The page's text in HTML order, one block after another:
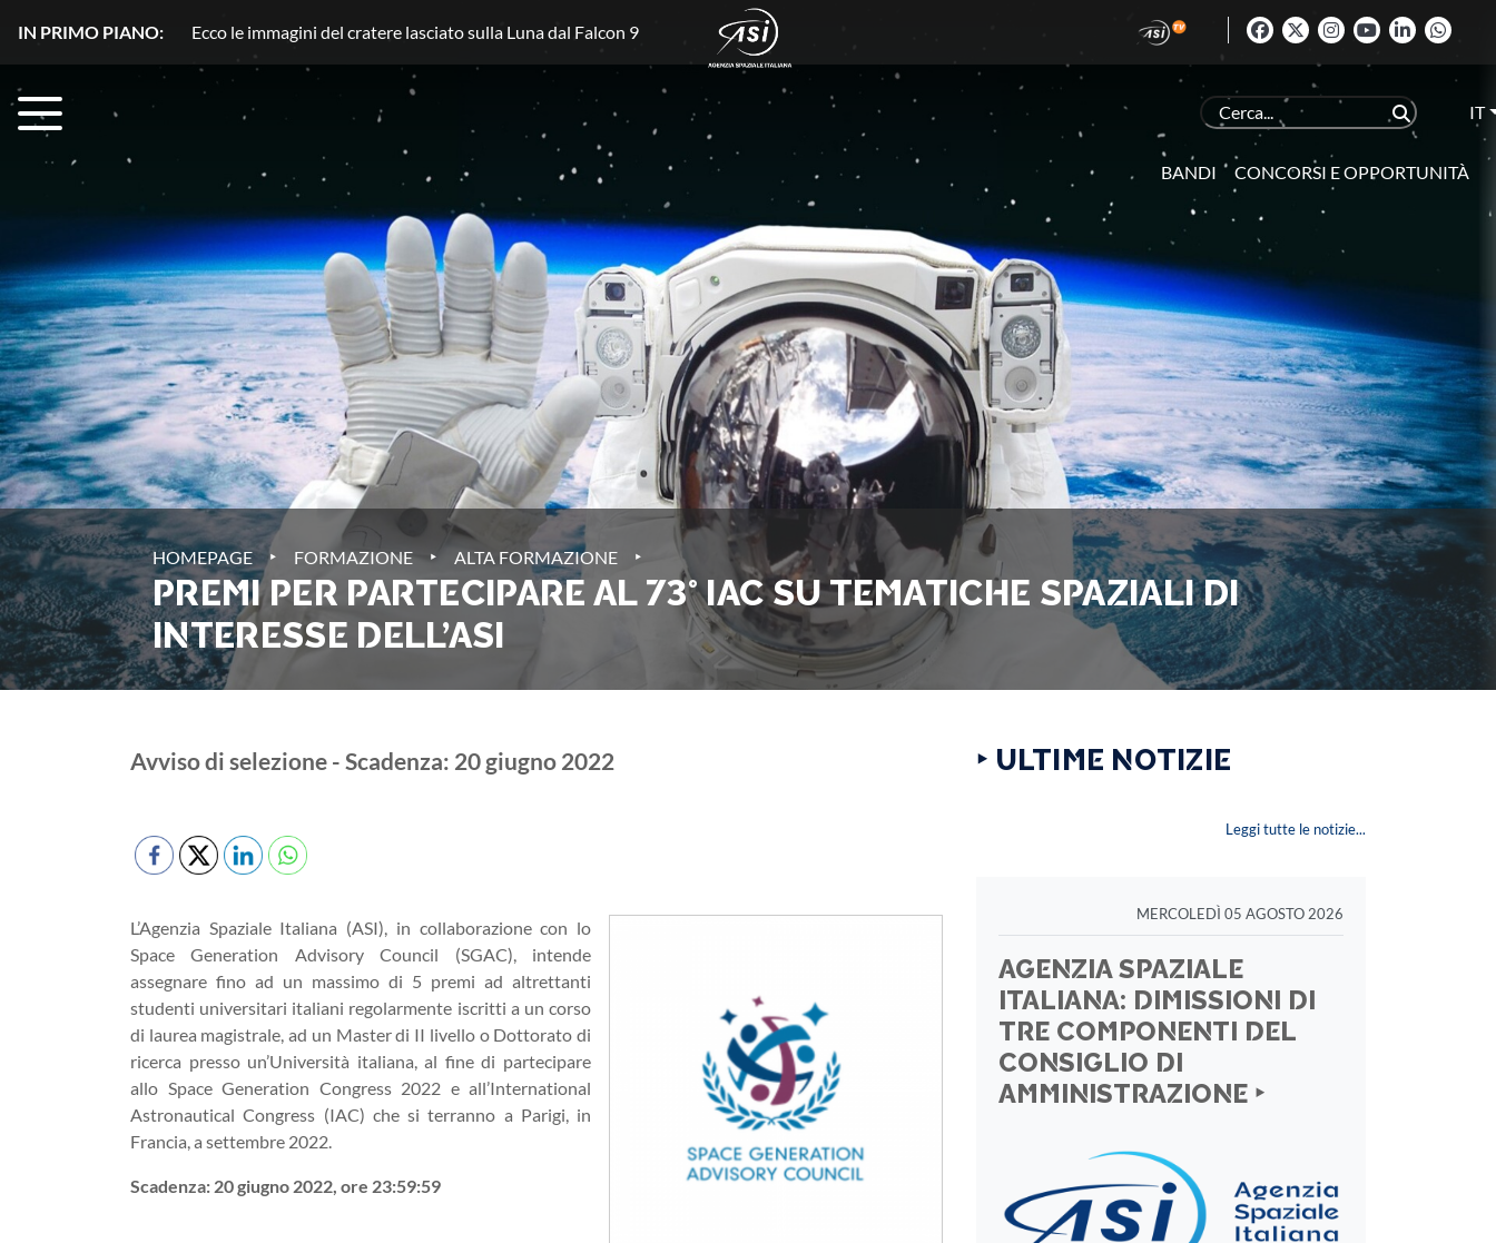
IN PRIMO PIANO: Plutone, azoto in movimento
IT
BANDI CONCORSI E OPPORTUNITÀ
HOMEPAGE ‣ FORMAZIONE ‣ ALTA FORMAZIONE ‣
PREMI PER PARTECIPARE AL 73° IAC SU TEMATICHE SPAZIALI DI
INTERESSE DELL’ASI
Avviso di selezione - Scadenza: 20 giugno 2022
L’Agenzia Spaziale Italiana (ASI), in collaborazione con lo
Space Generation Advisory Council (SGAC), intende
assegnare fino ad un massimo di 5 premi ad altrettanti
studenti universitari italiani regolarmente iscritti a un corso
di laurea magistrale, ad un Master di II livello o Dottorato di
ricerca presso un’Università italiana, al fine di partecipare
allo Space Generation Congress 2022 e all’International
Astronautical Congress (IAC) che si terranno a Parigi, in
Francia, a settembre 2022.
Scadenza: 20 giugno 2022, ore 23:59:59
‣ ULTIME NOTIZIE
Leggi tutte le notizie...
MERCOLEDÌ 05 AGOSTO 2026
AGENZIA SPAZIALE
ITALIANA: DIMISSIONI DI
TRE COMPONENTI DEL
CONSIGLIO DI
AMMINISTRAZIONE ‣